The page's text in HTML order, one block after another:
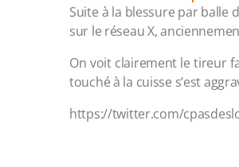
Suite à la blessure par balle
sur le réseau X,
On voit clairement le tireur
touché à la cuisse s’est
https://twitter.com/